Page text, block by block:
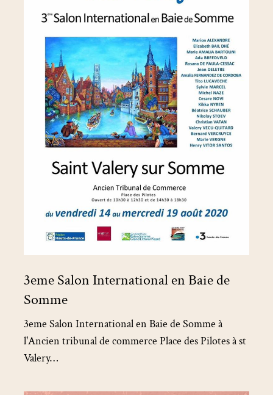
Somme
3eme Salon International en Baie de
Somme
3eme Salon International en Baie de Somme à
l'Ancien tribunal de commerce Place des Pilotes à st
Valery…